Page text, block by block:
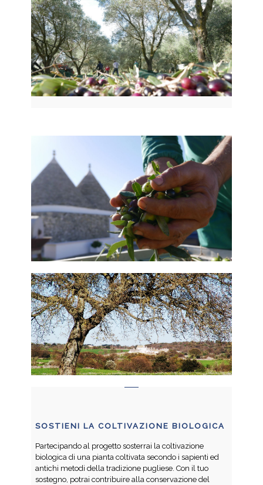
SOSTIENI LA COLTIVAZIONE BIOLOGICA
Partecipando al progetto sosterrai la coltivazione
biologica di una pianta coltivata secondo i sapienti ed
antichi metodi della tradizione pugliese. Con il tuo
sostegno, potrai contribuire alla conservazione del